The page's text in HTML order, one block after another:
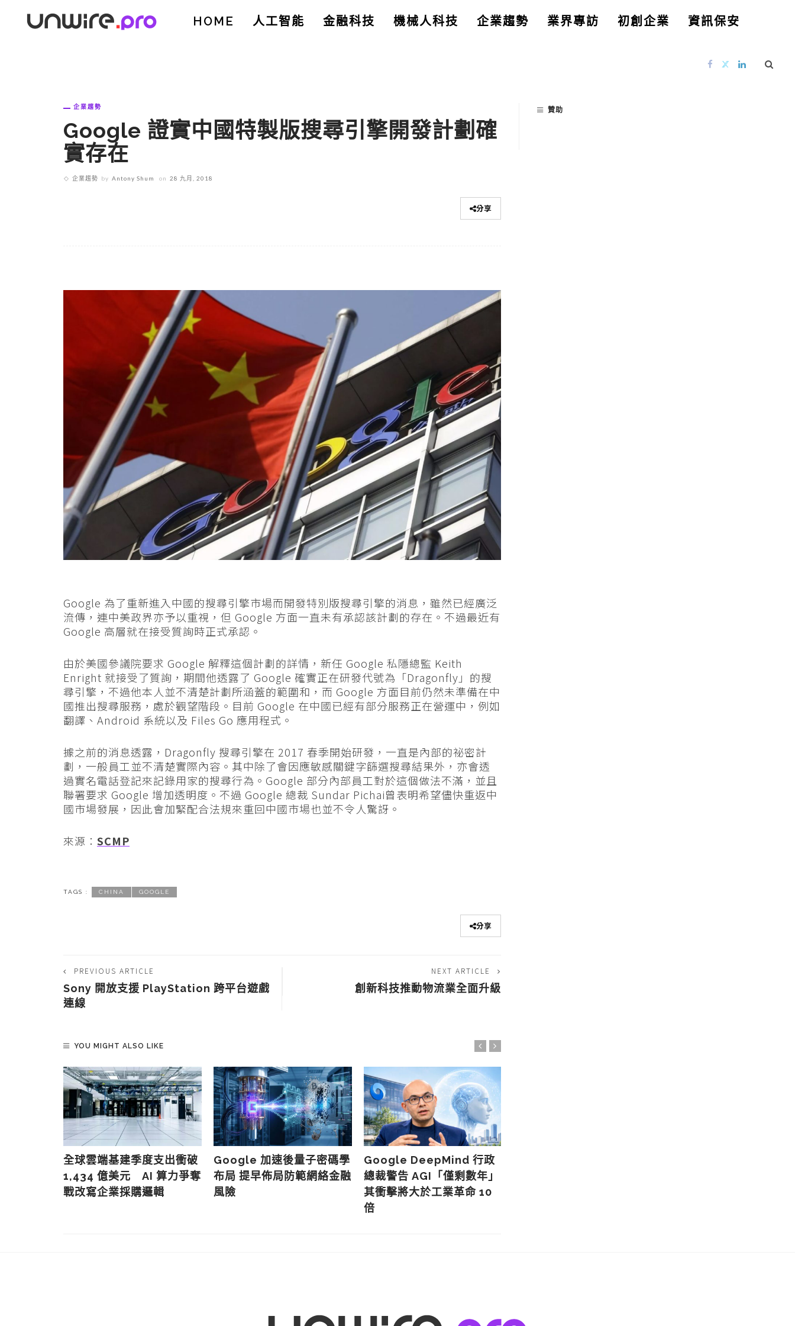
HOME 人工智能 金融科技 機械人科技 企業趨勢 業界專訪 初創企業 資訊保安
企業趨勢
Google 證實中國特製版搜尋引擎開發計劃確
實存在
企業趨勢 by Antony Shum on 28 九月, 2018
分享
Google 為了重新進入中國的搜尋引擎市場而開發特別版搜尋引擎的消息，雖然已經廣泛
流傳，連中美政界亦予以重視，但 Google 方面一直未有承認該計劃的存在。不過最近有
Google 高層就在接受質詢時正式承認。
由於美國參議院要求 Google 解釋這個計劃的詳情，新任 Google 私隱總監 Keith
Enright 就接受了質詢，期間他透露了 Google 確實正在研發代號為「Dragonfly」的搜
尋引擎，不過他本人並不清楚計劃所涵蓋的範圍和，而 Google 方面目前仍然未準備在中
國推出搜尋服務，處於觀望階段。目前 Google 在中國已經有部分服務正在營運中，例如
翻譯、Android 系統以及 Files Go 應用程式。
據之前的消息透露，Dragonfly 搜尋引擎在 2017 春季開始研發，一直是內部的祕密計
劃，一般員工並不清楚實際內容。其中除了會因應敏感關鍵字篩選搜尋結果外，亦會透
過實名電話登記來記錄用家的搜尋行為。Google 部分內部員工對於這個做法不滿，並且
聯署要求 Google 增加透明度。不過 Google 總裁 Sundar Pichai曾表明希望儘快重返中
國市場發展，因此會加緊配合法規來重回中國市場也並不令人驚訝。
來源： SCMP
TAGS : CHINA GOOGLE
分享
PREVIOUS ARTICLE
Sony 開放支援 PlayStation 跨平台遊戲
連線
NEXT ARTICLE
創新科技推動物流業全面升級
YOU MIGHT ALSO LIKE
全球雲端基建季度支出衝破
1,434 億美元 AI 算力爭奪
戰改寫企業採購邏輯
Google 加速後量子密碼學
布局 提早佈局防範網絡金融
風險
Google DeepMind 行政
總裁警告 AGI「僅剩數年」
其衝擊將大於工業革命 10
倍
贊助